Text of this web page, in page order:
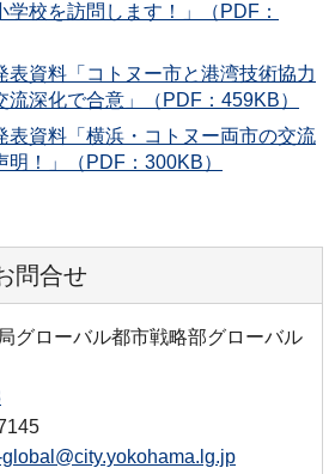
校を訪問します！」（PDF：
表資料「コトヌー市と港湾技術協力
深化で合意」（PDF：459KB）
表資料「横浜・コトヌー両市の交流
！」（PDF：300KB）
問合せ
グローバル都市戦略部グローバル